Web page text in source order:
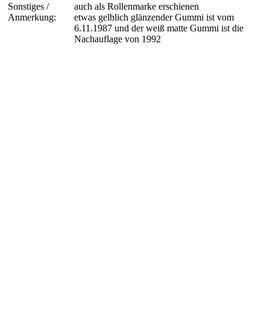
Sonstiges /
Anmerkung:
auch als Rollenmarke erschienen
etwas gelblich glänzender Gummi ist vom
6.11.1987 und der weiß matte Gummi ist die
Nachauflage von 1992